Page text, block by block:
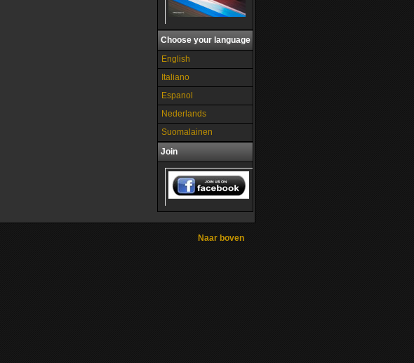
Choose your language
English
Italiano
Espanol
Nederlands
Suomalainen
Join
Naar boven